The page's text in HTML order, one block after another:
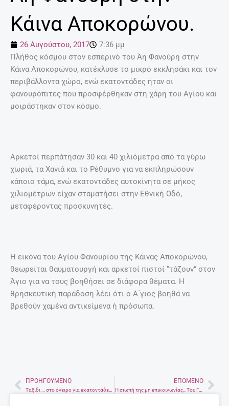
Κάινα Αποκορώνου.
26 Αυγούστου, 2017
7:36 μμ
Πλήθος κόσμου στον εσπερινό του Άη Φανούρη στην
Κάινα Αποκορώνου, κατέκλυσε το μικρό εκκλησάκι και τον
περιβάλλοντα χώρο, ενώ εκατοντάδες ήταν οι
φανουρόπιτες που προσφέρθηκαν στη χάρη του Αγίου και
μοιράστηκαν στον κόσμο.
Αρκετοί περπάτησαν 30 και 40 χιλιόμετρα από τα γύρω
χωριά, τα Χανιά και το Ρέθυμνο για να εκπληρώσουν
κάποιο τάμα, ενώ εκατοντάδες αυτοκίνητα σε μήκος
χιλιομέτρων είχαν σταματήσει στην Εθνική Οδό,
μεταφέροντας προσκυνητές.
Η εικόνα του Αγίου Φανουρίου της Κάινας Αποκορώνου,
θεωρείται θαυματουργή και αρκετοί πιστοί “τάζουν” στον
Άγιο για να τους βοηθήσει σε διάφορα θέματα. Η
θρησκευτική παράδοση λέει ότι ο Α΄γιος βοηθά να
βρεθούν χαμένα αντικείμενα ή πρόσωπα.
Prev
ΠΡΟΗΓΟΎΜΕΝΟ ΕΠΌΜΕΝΟ
Η σιωπή της μη επικοινωνίας…Του Γιώργου Παπακωνσταντή